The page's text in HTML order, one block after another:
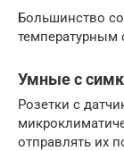
Большинство
температурным
Умные с
Розетки с
отправлять их